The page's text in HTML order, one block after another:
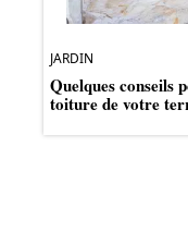
JARDIN
Quelques conseils
toiture de votre